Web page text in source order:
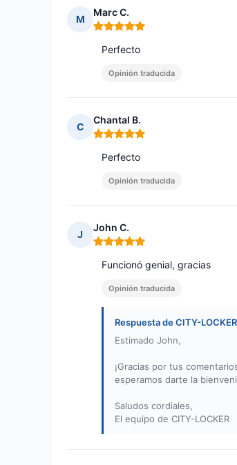
M
Marc C.
Nota: 5 de 5
Perfecto
Opinión traducida
C
Chantal B.
Nota: 5 de 5
Perfecto
Opinión traducida
J
John C.
Nota: 5 de 5
Funcionó genial, gracias
Opinión traducida
Respuesta de CITY-
Estimado John,
¡Gracias por tus
esperamos darte la
Saludos cordiales,
El equipo de CITY-LOCKER